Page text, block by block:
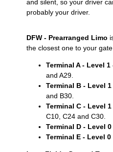
and silent, so your driver
probably your driver.
DFW - Prearranged Limo
the closest one to your
Terminal A - Level
and A29.
Terminal B - Level
and B30.
Terminal C - Level
C10, C24 and C30.
Terminal D - Level
Terminal E - Level